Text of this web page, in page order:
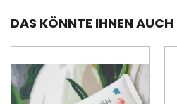
DAS KÖNNTE IHNEN AUCH